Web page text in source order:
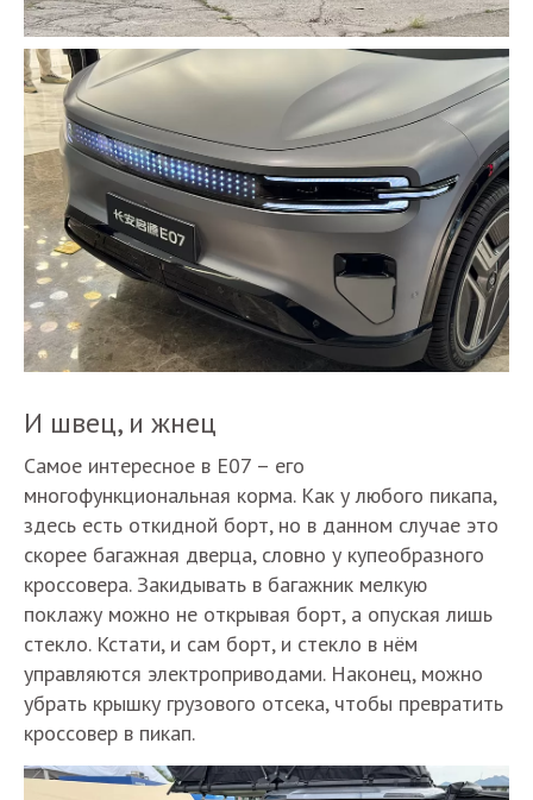
И швец, и жнец
Самое интересное в Е07 – его
многофункциональная корма. Как у любого пикапа,
здесь есть откидной борт, но в данном случае это
скорее багажная дверца, словно у купеобразного
кроссовера. Закидывать в багажник мелкую
поклажу можно не открывая борт, а опуская лишь
стекло. Кстати, и сам борт, и стекло в нём
управляются электроприводами. Наконец, можно
убрать крышку грузового отсека, чтобы превратить
кроссовер в пикап.